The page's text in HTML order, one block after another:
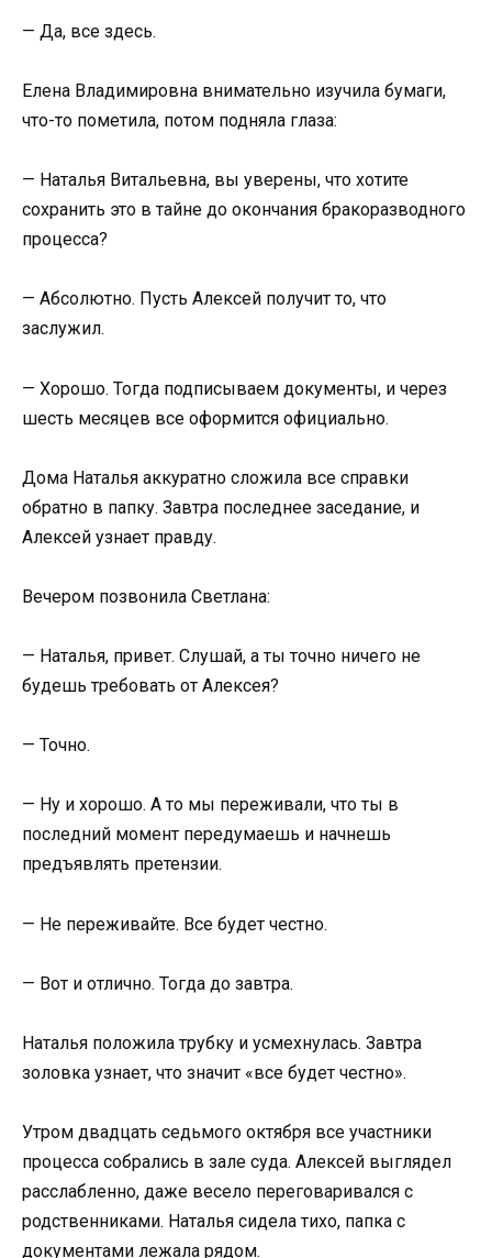
— Да, все здесь.
Елена Владимировна внимательно изучила бумаги,
что-то пометила, потом подняла глаза:
— Наталья Витальевна, вы уверены, что хотите
сохранить это в тайне до окончания бракоразводного
процесса?
— Абсолютно. Пусть Алексей получит то, что
заслужил.
— Хорошо. Тогда подписываем документы, и через
шесть месяцев все оформится официально.
Дома Наталья аккуратно сложила все справки
обратно в папку. Завтра последнее заседание, и
Алексей узнает правду.
Вечером позвонила Светлана:
— Наталья, привет. Слушай, а ты точно ничего не
будешь требовать от Алексея?
— Точно.
— Ну и хорошо. А то мы переживали, что ты в
последний момент передумаешь и начнешь
предъявлять претензии.
— Не переживайте. Все будет честно.
— Вот и отлично. Тогда до завтра.
Наталья положила трубку и усмехнулась. Завтра
золовка узнает, что значит «все будет честно».
Утром двадцать седьмого октября все участники
процесса собрались в зале суда. Алексей выглядел
расслабленно, даже весело переговаривался с
родственниками. Наталья сидела тихо, папка с
документами лежала рядом.